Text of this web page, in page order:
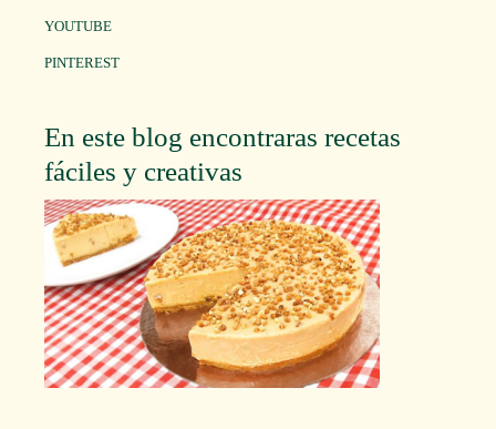
YOUTUBE
PINTEREST
En este blog encontraras recetas
fáciles y creativas